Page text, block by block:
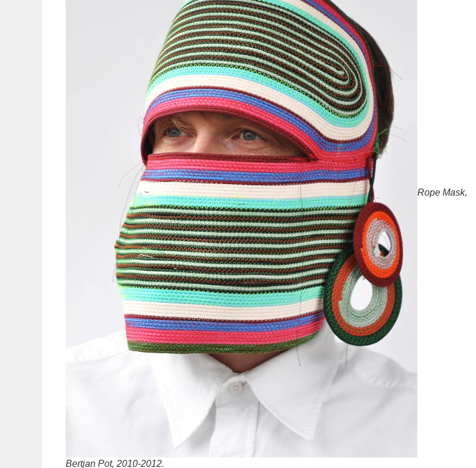
Rope Mask,
Bertjan Pot, 2010-2012.